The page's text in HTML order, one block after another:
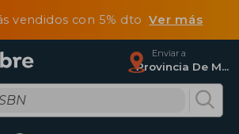
vendidos con 5% dtoVer más
Enviar a
Provincia De Madrid